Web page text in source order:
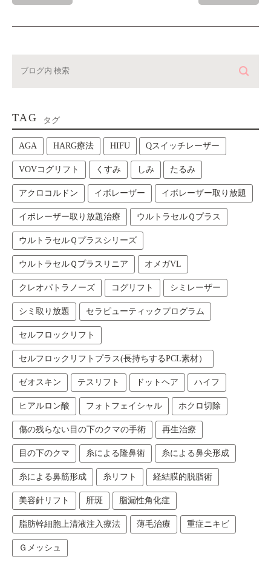
TAG タグ
AGA HARG療法 HIFU Qスイッチレーザー
VOVコグリフト くすみ しみ たるみ
アクロコルドン イボレーザー イボレーザー取り放題
イボレーザー取り放題治療 ウルトラセルＱプラス
ウルトラセルＱプラスシリーズ
ウルトラセルＱプラスリニア オメガVL
クレオパトラノーズ コグリフト シミレーザー
シミ取り放題 セラピューティックプログラム
セルフロックリフト
セルフロックリフトプラス(長持ちするPCL素材）
ゼオスキン テスリフト ドットヘア ハイフ
ヒアルロン酸 フォトフェイシャル ホクロ切除
傷の残らない目の下のクマの手術 再生治療
目の下のクマ 糸による隆鼻術 糸による鼻尖形成
糸による鼻筋形成 糸リフト 経結膜的脱脂術
美容針リフト 肝斑 脂漏性角化症
脂肪幹細胞上清液注入療法 薄毛治療 重症ニキビ
Ｇメッシュ